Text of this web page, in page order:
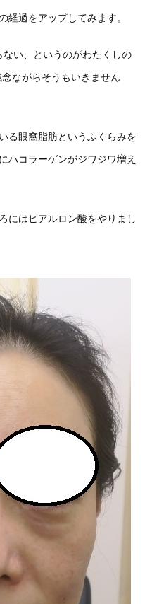
経過をアップしてみます。
い、というのがわたくしの
ながらそうもいきません
る眼窩脂肪というふくらみを
ハコラーゲンがジワジワ増え
にはヒアルロン酸をやりまし